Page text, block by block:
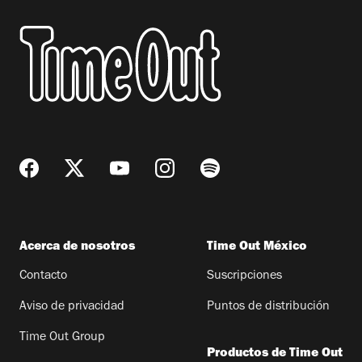
Acerca de nosotros
Contacto
Aviso de privacidad
Time Out Group
Time Out México
Suscripciones
Puntos de distribución
Productos de Time Out